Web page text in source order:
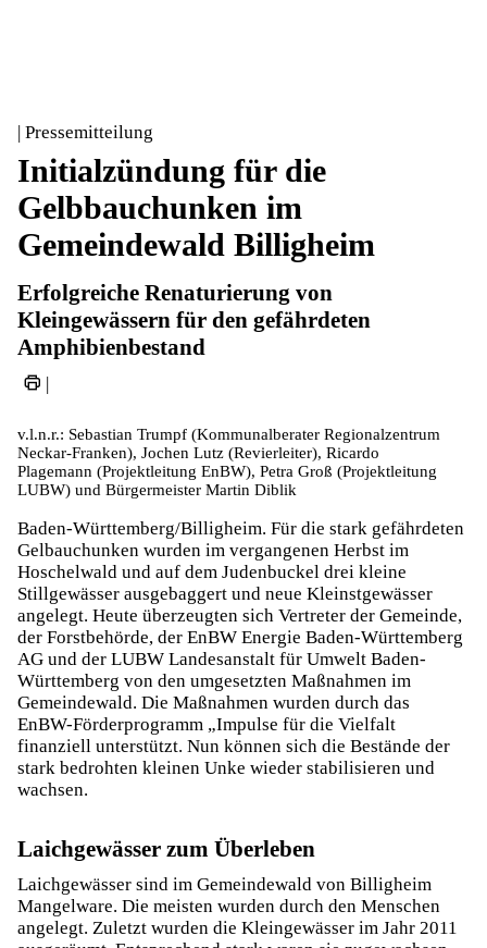
| Pressemitteilung
Initialzündung für die
Gelbbauchunken im
Gemeindewald Billigheim
Erfolgreiche Renaturierung von
Kleingewässern für den gefährdeten
Amphibienbestand
|
v.l.n.r.: Sebastian Trumpf (Kommunalberater Regionalzentrum
Neckar-Franken), Jochen Lutz (Revierleiter), Ricardo
Plagemann (Projektleitung EnBW), Petra Groß (Projektleitung
LUBW) und Bürgermeister Martin Diblik
Baden-Württemberg/Billigheim. Für die stark gefährdeten
Gelbauchunken wurden im vergangenen Herbst im
Hoschelwald und auf dem Judenbuckel drei kleine
Stillgewässer ausgebaggert und neue Kleinstgewässer
angelegt. Heute überzeugten sich Vertreter der Gemeinde,
der Forstbehörde, der EnBW Energie Baden-Württemberg
AG und der LUBW Landesanstalt für Umwelt Baden-
Württemberg von den umgesetzten Maßnahmen im
Gemeindewald. Die Maßnahmen wurden durch das
EnBW-Förderprogramm „Impulse für die Vielfalt
finanziell unterstützt. Nun können sich die Bestände der
stark bedrohten kleinen Unke wieder stabilisieren und
wachsen.
Laichgewässer zum Überleben
Laichgewässer sind im Gemeindewald von Billigheim
Mangelware. Die meisten wurden durch den Menschen
angelegt. Zuletzt wurden die Kleingewässer im Jahr 2011